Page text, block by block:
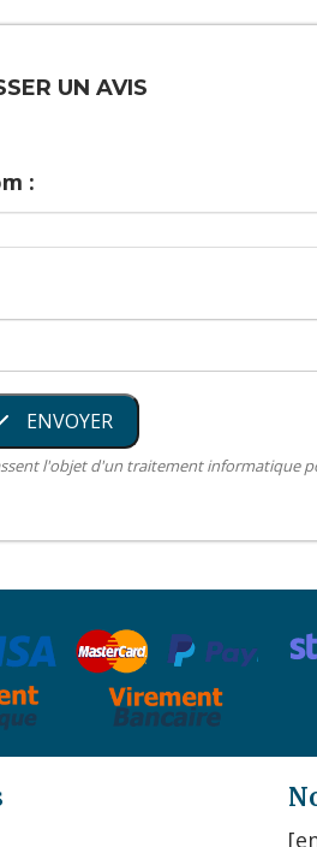
UN AVIS
:
ENVOYER
l'objet d'un traitement informatique